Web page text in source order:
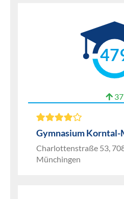
37
Gymnasium Korntal-
Charlottenstraße 53,
Münchingen